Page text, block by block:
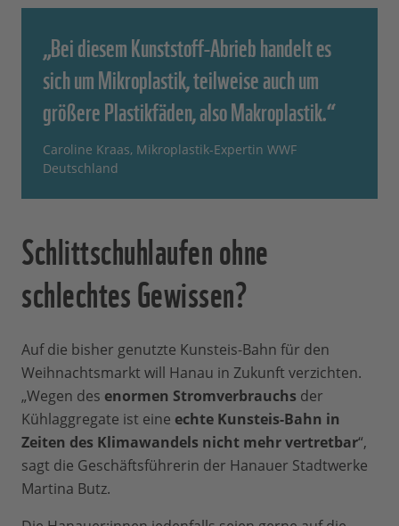
„Bei diesem Kunststoff-Abrieb handelt es
sich um Mikroplastik, teilweise auch um
größere Plastikfäden, also Makroplastik.“
Caroline Kraas, Mikroplastik-Expertin WWF
Deutschland
Schlittschuhlaufen ohne
schlechtes Gewissen?
Auf die bisher genutzte Kunsteis-Bahn für den
Weihnachtsmarkt will Hanau in Zukunft verzichten.
„Wegen des enormen Stromverbrauchs der
Kühlaggregate ist eine echte Kunsteis-Bahn in
Zeiten des Klimawandels nicht mehr vertretbar“,
sagt die Geschäftsführerin der Hanauer Stadtwerke
Martina Butz.